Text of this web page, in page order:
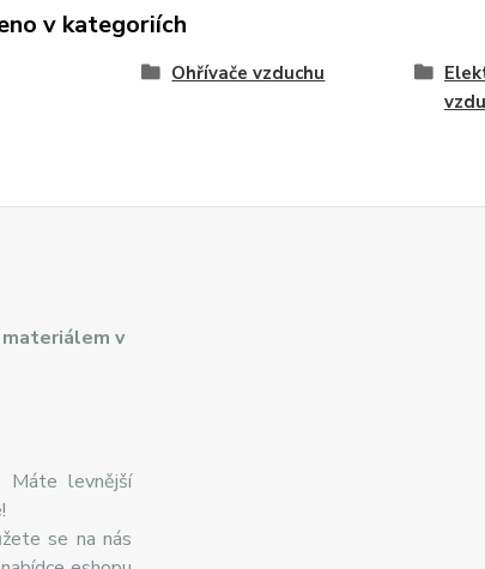
v kategoriích
Ohřívače vzduchu
v
Máte levnější
se na nás